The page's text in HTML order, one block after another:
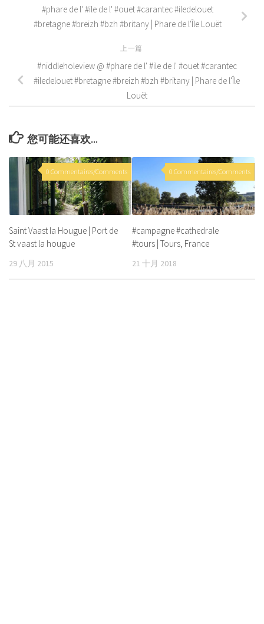
#phare de l' #ile de l' #ouet #carantec #iledelouet
#bretagne #breizh #bzh #britany | Phare de l'Île Louët
上一篇
#niddleholeview @ #phare de l' #ile de l' #ouet #carantec
#iledelouet #bretagne #breizh #bzh #britany | Phare de l'Île
Louët
您可能还喜欢...
0 Commentaires/Comments
Saint Vaast la Hougue | Port de
St vaast la hougue
29 八月 2015
0 Commentaires/Comments
#campagne #cathedrale
#tours | Tours, France
21 十月 2018